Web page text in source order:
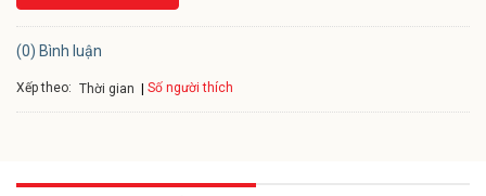
(0) Bình luận
Xếp theo: Thời gian Số người thích